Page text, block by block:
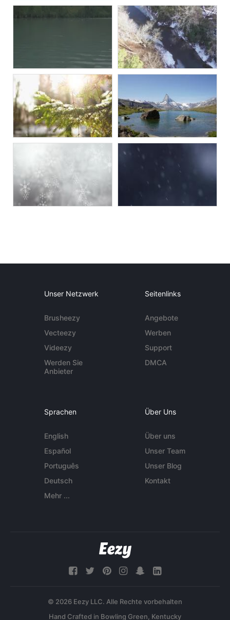
Unser Netzwerk
Brusheezy
Vecteezy
Videezy
Werden Sie
Anbieter
Seitenlinks
Angebote
Werben
Support
DMCA
Sprachen
English
Español
Português
Deutsch
Mehr ...
Über Uns
Über uns
Unser Team
Unser Blog
Kontakt
© 2026 Eezy LLC. Alle Rechte vorbehalten